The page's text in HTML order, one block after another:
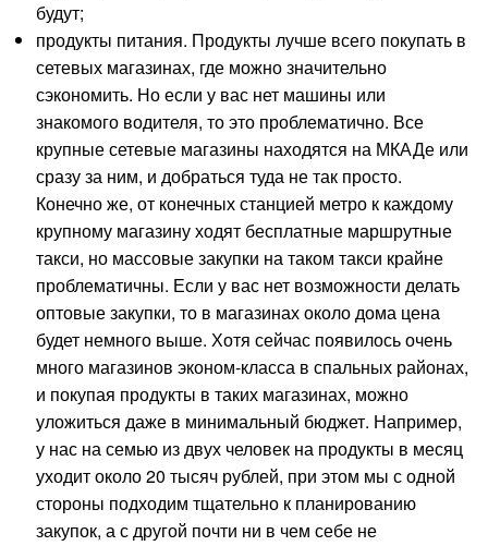
будут;
продукты питания. Продукты лучше всего покупать в
сетевых магазинах, где можно значительно
сэкономить. Но если у вас нет машины или
знакомого водителя, то это проблематично. Все
крупные сетевые магазины находятся на МКАДе или
сразу за ним, и добраться туда не так просто.
Конечно же, от конечных станцией метро к каждому
крупному магазину ходят бесплатные маршрутные
такси, но массовые закупки на таком такси крайне
проблематичны. Если у вас нет возможности делать
оптовые закупки, то в магазинах около дома цена
будет немного выше. Хотя сейчас появилось очень
много магазинов эконом-класса в спальных районах,
и покупая продукты в таких магазинах, можно
уложиться даже в минимальный бюджет. Например,
у нас на семью из двух человек на продукты в месяц
уходит около 20 тысяч рублей, при этом мы с одной
стороны подходим тщательно к планированию
закупок, а с другой почти ни в чем себе не